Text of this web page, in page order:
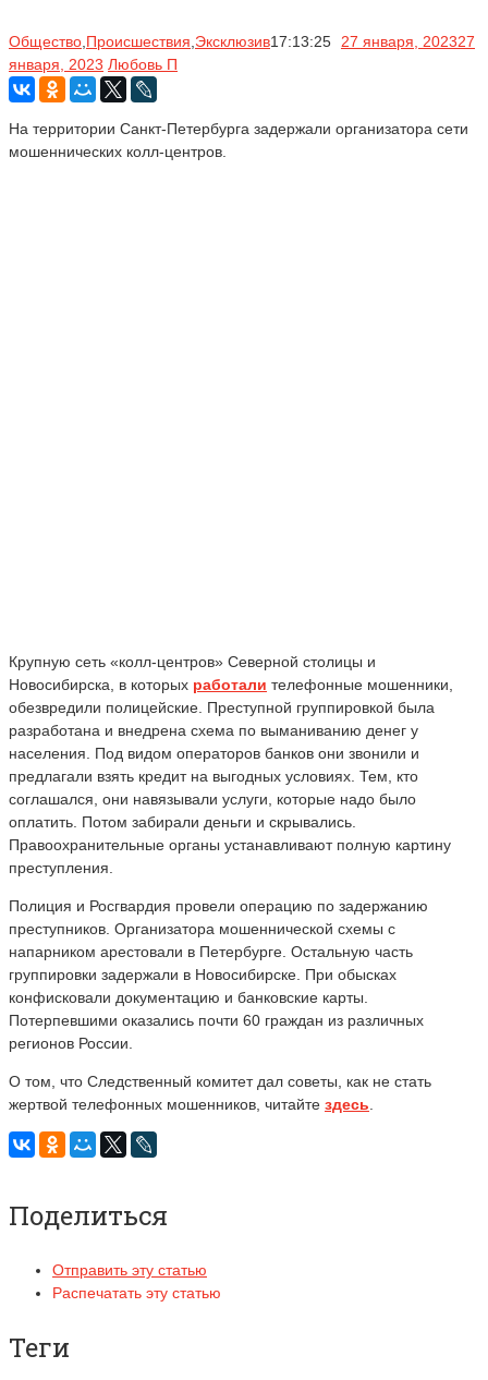
Общество Происшествия Эксклюзив17:13:25 27 января, 202327
января, 2023 Любовь П
На территории Санкт-Петербурга задержали организатора сети
мошеннических колл-центров.
Крупную сеть «колл-центров» Северной столицы и
Новосибирска, в которых работали телефонные мошенники,
обезвредили полицейские. Преступной группировкой была
разработана и внедрена схема по выманиванию денег у
населения. Под видом операторов банков они звонили и
предлагали взять кредит на выгодных условиях. Тем, кто
соглашался, они навязывали услуги, которые надо было
оплатить. Потом забирали деньги и скрывались.
Правоохранительные органы устанавливают полную картину
преступления.
Полиция и Росгвардия провели операцию по задержанию
преступников. Организатора мошеннической схемы с
напарником арестовали в Петербурге. Остальную часть
группировки задержали в Новосибирске. При обысках
конфисковали документацию и банковские карты.
Потерпевшими оказались почти 60 граждан из различных
регионов России.
О том, что Следственный комитет дал советы, как не стать
жертвой телефонных мошенников, читайте здесь
Поделиться
Отправить эту статью
Распечатать эту статью
Теги